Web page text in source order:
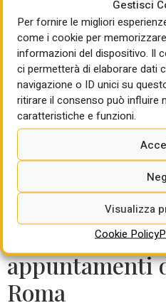
Gestisci
Per fornire le migliori
come i cookie per
informazioni del dispositivo. Il
ci permetterà di elaborare dati
navigazione o ID unici su
ritirare il consenso può influire
caratteristiche e funzioni.
Visualizza
Cookie Policy
urbana in Italia” si sviluppa
All’elaborazione di un
scorso fa seguito l’evento
24 giugno 2026, con il
istituzioni, università,
professionali. Esse
(luglio – ottobre 2026) dei
Nazionale e dei principi di una
del territorio. In autunno si
corso del quale sarà
Emergenza
diritto alla
appuntamenti
Roma